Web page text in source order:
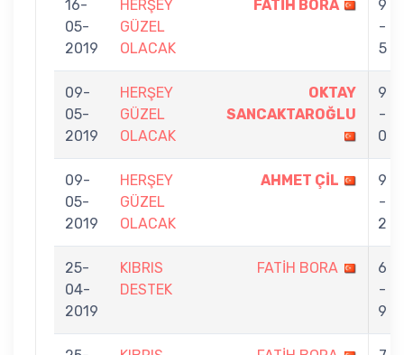
16-
05-
2019
HERŞEY
GÜZEL
OLACAK
FATİH BORA
9
-
5
09-
05-
2019
HERŞEY
GÜZEL
OLACAK
OKTAY
SANCAKTAROĞLU
9
-
0
09-
05-
2019
HERŞEY
GÜZEL
OLACAK
AHMET ÇİL
9
-
2
25-
04-
2019
KIBRIS
DESTEK
FATİH BORA
6
-
9